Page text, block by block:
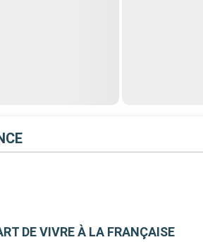
DE VIVRE À LA FRANÇAISE